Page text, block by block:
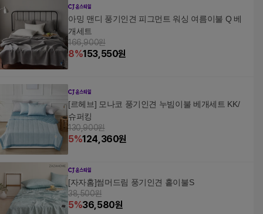
아밍 맨디 풍기인견 피그먼트 워싱 여름이불 Q 베
개세트
166,900원
8%153,550원
[르헤브] 모나코 풍기인견 누빔이불 베개세트 KK/
슈퍼킹
130,900원
5%124,360원
[자자홈]썸머드림 풍기인견 홑이불S
38,500원
5%36,580원